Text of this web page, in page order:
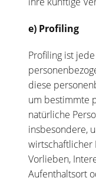
e) Profiling
Profiling ist
diese
um bestimmte
natürliche
insbesondere,
wirtschaftlicher
Vorlieben,
Aufenthaltsort